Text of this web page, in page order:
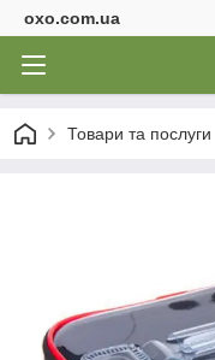
oxo.com.ua
Товари та послуги